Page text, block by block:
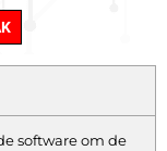
software om de